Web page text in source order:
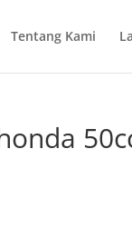
Tentang Kami